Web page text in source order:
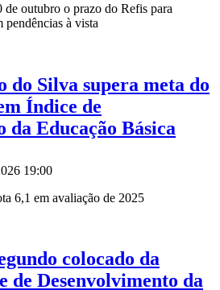
outubro o prazo do Refis para
pendências à vista
Silva supera meta do
Índice de
da Educação Básica
19:00
6,1 em avaliação de 2025
colocado da
de Desenvolvimento da